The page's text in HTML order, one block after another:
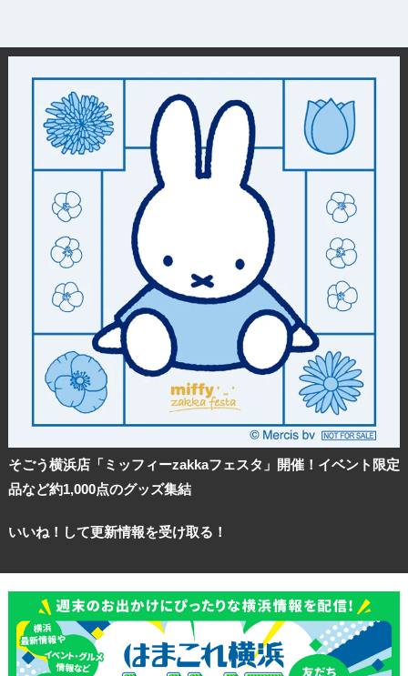
そごう横浜店「ミッフィーzakkaフェスタ」開催！イベント限定
品など約1,000点のグッズ集結
いいね！して更新情報を受け取る！
観光ガイド
ランキング
ブログ記事